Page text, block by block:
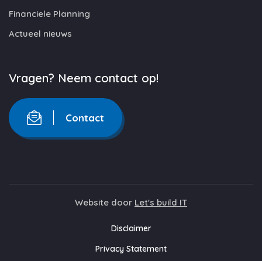
Financiele Planning
Actueel nieuws
Vragen? Neem contact op!
Contact
Website door Let's build IT
Disclaimer
Privacy Statement